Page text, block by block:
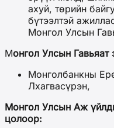
ахуй, төрийн
бүтээлтэй
Монгол Улсын
Монгол Улсын Гавьяат
Монголбанкны
Лхагвасүрэн,
Монгол Улсын Аж
цолоор: